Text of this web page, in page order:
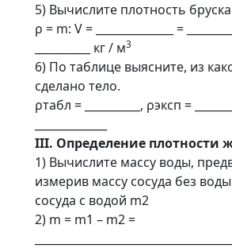
5) Вычислите плотность бруска
ρ = m: V = ______________ =
__________ кг / м3
6) По таблице выясните, из
сделано тело.
ρтабл = __________, ρэксп =
III. Определение плотности
1) Вычислите массу воды,
измерив массу сосуда без
сосуда с водой m2
2) m = m1 – m2 =